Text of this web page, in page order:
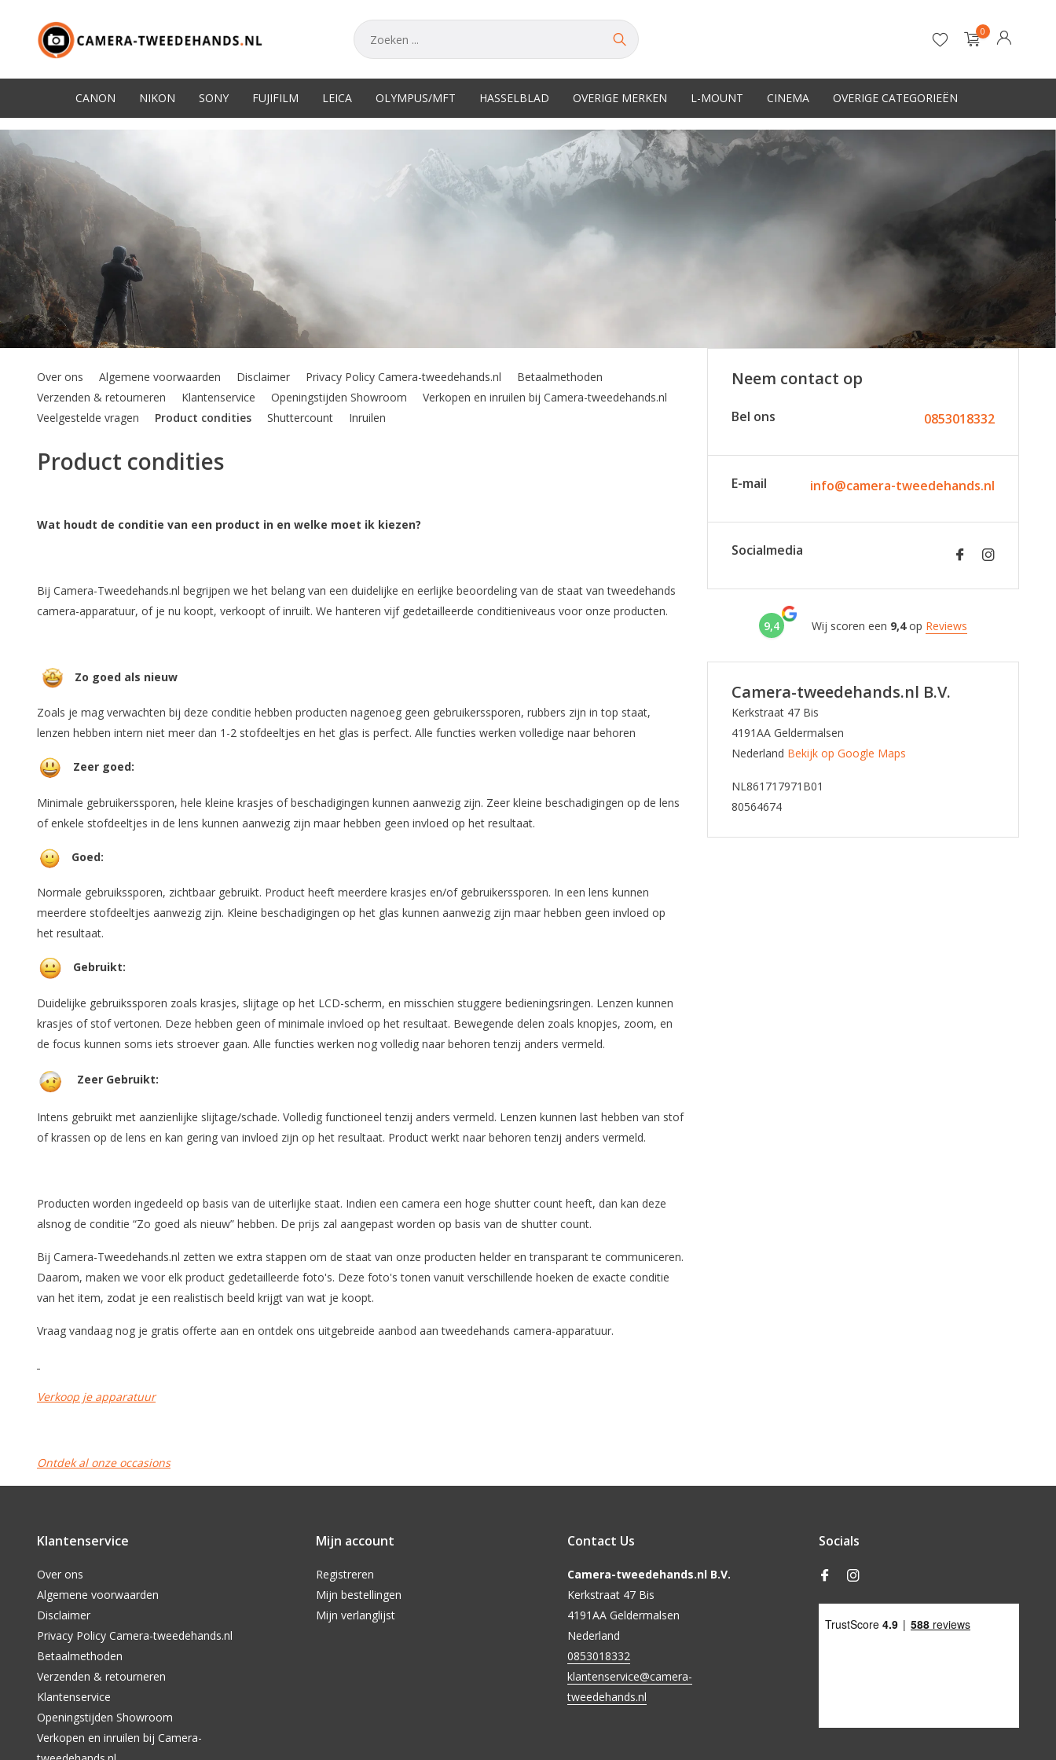
Account aanmaken
0
CANON NIKON SONY FUJIFILM LEICA OLYMPUS/MFT HASSELBLAD OVERIGE MERKEN L-MOUNT CINEMA OVERIGE CATEGORIEËN
Over ons Algemene voorwaarden Disclaimer Privacy Policy Camera-tweedehands.nl
Betaalmethoden
Verzenden & retourneren
Klantenservice Openingstijden Showroom
Verkopen en inruilen bij Camera-tweedehands.nl
Veelgestelde vragen
Product condities Shuttercount Inruilen
Product condities
Wat houdt de conditie van een product in en welke moet ik kiezen?
Bij Camera-Tweedehands.nl begrijpen we het belang van een duidelijke en eerlijke beoordeling van de staat van tweedehands
camera-apparatuur, of je nu koopt, verkoopt of inruilt. We hanteren vijf gedetailleerde conditieniveaus voor onze producten.
Zo goed als nieuw
Zoals je mag verwachten bij deze conditie hebben producten nagenoeg geen gebruikerssporen, rubbers zijn in top staat,
lenzen hebben intern niet meer dan 1-2 stofdeeltjes en het glas is perfect. Alle functies werken volledige naar behoren
Zeer goed:
Minimale gebruikerssporen, hele kleine krasjes of beschadigingen kunnen aanwezig zijn. Zeer kleine beschadigingen op de lens
of enkele stofdeeltjes in de lens kunnen aanwezig zijn maar hebben geen invloed op het resultaat.
Goed:
Normale gebruikssporen, zichtbaar gebruikt. Product heeft meerdere krasjes en/of gebruikerssporen. In een lens kunnen
meerdere stofdeeltjes aanwezig zijn. Kleine beschadigingen op het glas kunnen aanwezig zijn maar hebben geen invloed op
het resultaat.
Gebruikt:
Duidelijke gebruikssporen zoals krasjes, slijtage op het LCD-scherm, en misschien stuggere bedieningsringen. Lenzen kunnen
krasjes of stof vertonen. Deze hebben geen of minimale invloed op het resultaat. Bewegende delen zoals knopjes, zoom, en
de focus kunnen soms iets stroever gaan. Alle functies werken nog volledig naar behoren tenzij anders vermeld.
Zeer Gebruikt:
Intens gebruikt met aanzienlijke slijtage/schade. Volledig functioneel tenzij anders vermeld. Lenzen kunnen last hebben van stof
of krassen op de lens en kan gering van invloed zijn op het resultaat. Product werkt naar behoren tenzij anders vermeld.
Producten worden ingedeeld op basis van de uiterlijke staat. Indien een camera een hoge shutter count heeft, dan kan deze
alsnog de conditie “Zo goed als nieuw” hebben. De prijs zal aangepast worden op basis van de shutter count.
Bij Camera-Tweedehands.nl zetten we extra stappen om de staat van onze producten helder en transparant te communiceren.
Daarom, maken we voor elk product gedetailleerde foto's. Deze foto's tonen vanuit verschillende hoeken de exacte conditie
van het item, zodat je een realistisch beeld krijgt van wat je koopt.
Vraag vandaag nog je gratis offerte aan en ontdek ons uitgebreide aanbod aan tweedehands camera-apparatuur.
Verkoop je apparatuur
Ontdek al onze occasions
Neem contact op
Bel ons 0853018332
E-mail info@camera-tweedehands.nl
Socialmedia
9,4 Wij scoren een 9,4op Reviews
Camera-tweedehands.nl B.V.
Kerkstraat 47 Bis
4191AA Geldermalsen
Nederland Bekijk op Google Maps
NL861717971B01
80564674
Klantenservice
Over ons
Algemene voorwaarden
Disclaimer
Privacy Policy Camera-tweedehands.nl
Betaalmethoden
Verzenden & retourneren
Klantenservice
Openingstijden Showroom
Verkopen en inruilen bij Camera-
Mijn account
Registreren
Mijn bestellingen
Mijn verlanglijst
Contact Us
Camera-tweedehands.nl B.V.
Kerkstraat 47 Bis
4191AA Geldermalsen
Nederland
0853018332
klantenservice@camera-
tweedehands.nl
Socials